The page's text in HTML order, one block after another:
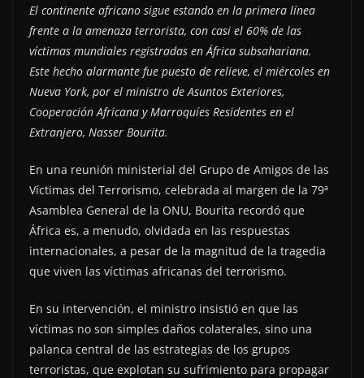
El continente africano sigue estando en la primera línea
frente a la amenaza terrorista, con casi el 60% de las
víctimas mundiales registradas en África subsahariana.
Este hecho alarmante fue puesto de relieve, el miércoles en
Nueva York, por el ministro de Asuntos Exteriores,
Cooperación Africana y Marroquíes Residentes en el
Extranjero, Nasser Bourita.
En una reunión ministerial del Grupo de Amigos de las
Víctimas del Terrorismo, celebrada al margen de la 79ª
Asamblea General de la ONU, Bourita recordó que
África es, a menudo, olvidada en las respuestas
internacionales, a pesar de la magnitud de la tragedia
que viven las víctimas africanas del terrorismo.
En su intervención, el ministro insistió en que las
víctimas no son simples daños colaterales, sino una
palanca central de las estrategias de los grupos
terroristas, que explotan su sufrimiento para propagar